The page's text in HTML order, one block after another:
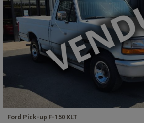
Ford Pick-up F-150 XLT